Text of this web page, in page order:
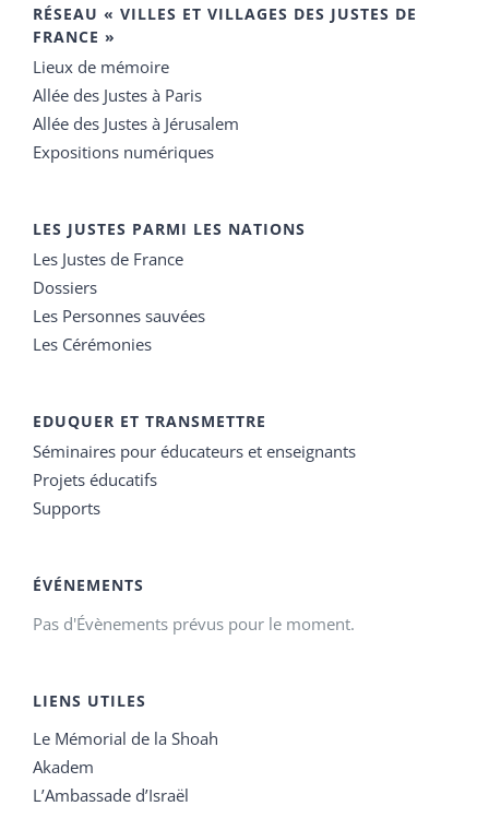
RÉSEAU « VILLES ET VILLAGES DES JUSTES DE
FRANCE »
Lieux de mémoire
Allée des Justes à Paris
Allée des Justes à Jérusalem
Expositions numériques
LES JUSTES PARMI LES NATIONS
Les Justes de France
Dossiers
Les Personnes sauvées
Les Cérémonies
EDUQUER ET TRANSMETTRE
Séminaires pour éducateurs et enseignants
Projets éducatifs
Supports
ÉVÉNEMENTS
Pas d'Évènements prévus pour le moment.
LIENS UTILES
Le Mémorial de la Shoah
Akadem
L’Ambassade d’Israël